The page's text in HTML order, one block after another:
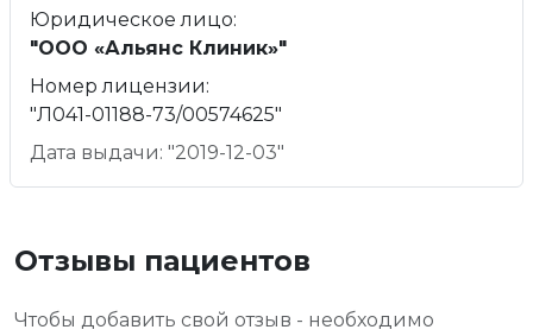
Юридическое лицо:
"ООО «Альянс Клиник»"
Номер лицензии:
"Л041-01188-73/00574625"
Дата выдачи: "2019-12-03"
Отзывы пациентов
Чтобы добавить свой отзыв - необходимо